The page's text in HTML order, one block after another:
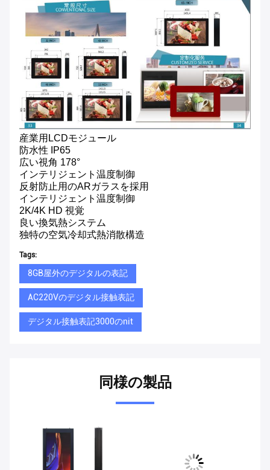
産業用LCDモジュール
防水性 IP65
広い視角 178°
インテリジェント温度制御
反射防止用のARガラスを採用
インテリジェント温度制御
2K/4K HD 視覚
良い換気熱システム
独特の空気冷却式熱消散構造
Tags:
8GB屋外のデジタルの表記
AC220Vのデジタル接触表記
デジタル接触表記3000のnit
同様の製品